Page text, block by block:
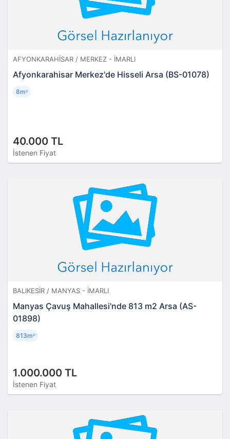
AFYONKARAHISAR / MERKEZ - İMARLI
Afyonkarahisar Merkez'de Hisseli Arsa (BS-01078)
40.000 TL
İstenen Fiyat
8m²
BALIKESIR / MANYAS - İMARLI
Manyas Çavuş Mahallesi'nde 813 m2 Arsa (AS-
01898)
1.000.000 TL
İstenen Fiyat
813m²